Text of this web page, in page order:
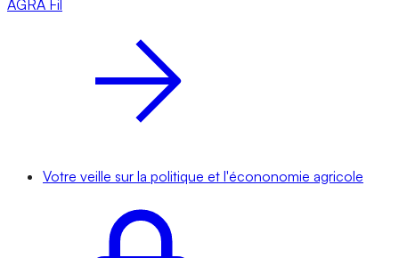
AGRA Fil
Votre veille sur la politique et l'écononomie agricole